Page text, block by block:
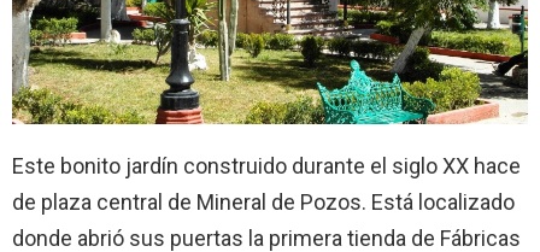
Este bonito jardín construido durante el siglo XX hace
de plaza central de Mineral de Pozos. Está localizado
donde abrió sus puertas la primera tienda de Fábricas